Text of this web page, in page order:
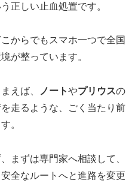
正しい止血処置です。
からでもスマホ一つで全国
が整っています。
えば、 ノートやプリウスの
走るような、ごく当たり前
。
まずは専門家へ相談して、
全なルートへと進路を変更